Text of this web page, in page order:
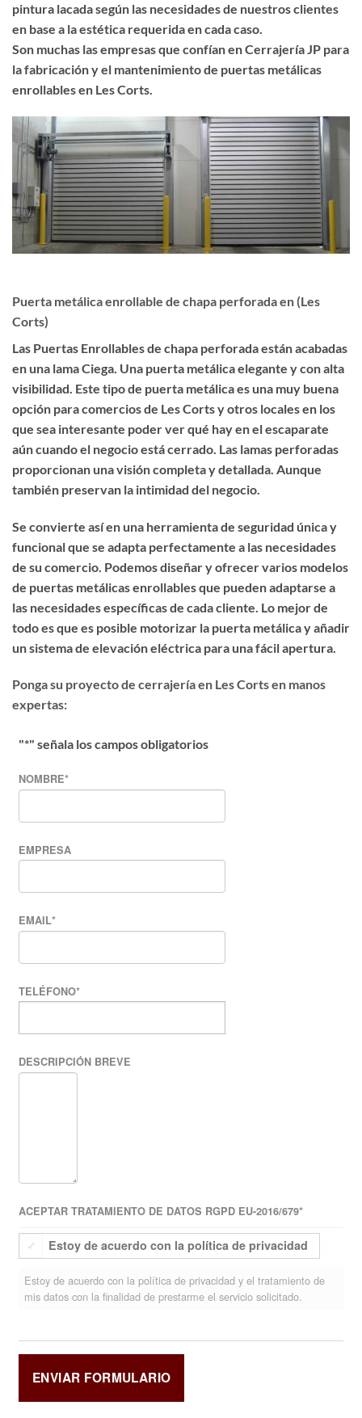
pintura lacada según las necesidades de nuestros clientes
en base a la estética requerida en cada caso.
Son muchas las empresas que confían en Cerrajería JP para
la fabricación y el mantenimiento de puertas metálicas
enrollables en Les Corts.
Puerta metálica enrollable de chapa perforada en (Les
Corts)
Las Puertas Enrollables de chapa perforadaestán acabadas
en una lama Ciega. Una puerta metálicaelegante y conalta
visibilidad. Este tipo de puerta metálica es una muy buena
opción para comercios de Les Corts y otros locales en los
que sea interesante poder ver qué hay en el escaparate
aún cuando el negocio está cerrado. Las lamas perforadas
proporcionan una visión completa y detallada. Aunque
también preservan la intimidad del negocio.
Se convierte así en una herramienta de seguridad única y
funcional que se adapta perfectamente a las necesidades
de su comercio. Podemos diseñar y ofrecer varios modelos
de puertas metálicas enrollables que pueden adaptarse a
las necesidades específicas de cada cliente. Lo mejor de
todo es que es posible motorizar la puerta metálicay añadir
un sistema de elevación eléctrica para una fácil apertura.
Ponga su proyecto de cerrajería en Les Corts en manos
expertas:
"*" señala los campos obligatorios
NOMBRE*
EMPRESA
EMAIL*
TELÉFONO*
DESCRIPCIÓN BREVE
ACEPTAR TRATAMIENTO DE DATOS RGPD EU-2016/679*
Estoy de acuerdo con la política de privacidad
Estoy de acuerdo con la política de privacidad y el tratamiento de
mis datos con la finalidad de prestarme el servicio solicitado.